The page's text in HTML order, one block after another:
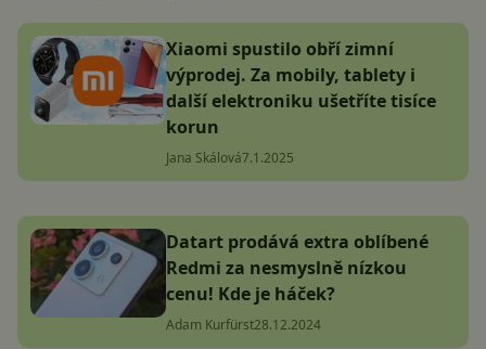
Xiaomi spustilo obří zimní
výprodej. Za mobily, tablety i
další elektroniku ušetříte tisíce
korun
Jana Skálová7.1.2025
Datart prodává extra oblíbené
Redmi za nesmyslně nízkou
cenu! Kde je háček?
Adam Kurfürst28.12.2024